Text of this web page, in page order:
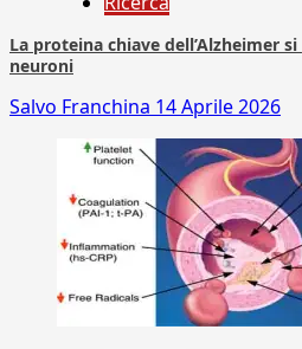
La proteina chiave dell’Alzheimer
neuroni
Salvo Franchina 14 Aprile 2026